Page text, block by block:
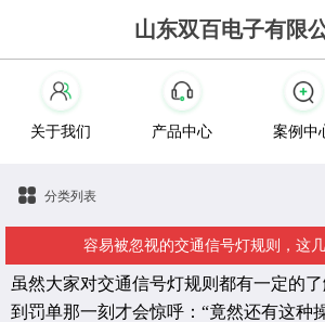
山东双百电子有限
关于我们 产品中心 案例中
分类列表
容易被忽视的交通信号灯规则，这
虽然大家对交通信号灯规则都有一定的
到罚单那一刻才会惊呼：“竟然还有这种